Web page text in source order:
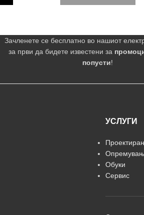
Зачленете се бесплатно во нашиот
за први да бидете известени за
попусти!
УСЛУГИ
Обуки
Сервис